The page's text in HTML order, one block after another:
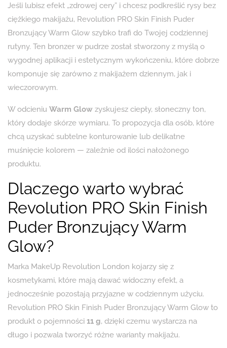
Jeśli lubisz efekt „zdrowej cery” i chcesz podkreślić rysy bez
ciężkiego makijażu, Revolution PRO Skin Finish Puder
Bronzujący Warm Glow szybko trafi do Twojej codziennej
rutyny. Ten bronzer w pudrze został stworzony z myślą o
wygodnej aplikacji i estetycznym wykończeniu, które dobrze
komponuje się zarówno z makijażem dziennym, jak i
wieczorowym.
W odcieniu Warm Glow zyskujesz ciepły, słoneczny ton,
który dodaje skórze wymiaru. To propozycja dla osób, które
chcą uzyskać subtelne konturowanie lub delikatne
muśnięcie kolorem — zależnie od ilości nałożonego
produktu.
Dlaczego warto wybrać
Revolution PRO Skin Finish
Puder Bronzujący Warm
Glow?
Marka MakeUp Revolution London kojarzy się z
kosmetykami, które mają dawać widoczny efekt, a
jednocześnie pozostają przyjazne w codziennym użyciu.
Revolution PRO Skin Finish Puder Bronzujący Warm Glow to
produkt o pojemności 11 g, dzięki czemu wystarcza na
długo i pozwala tworzyć różne warianty makijażu.